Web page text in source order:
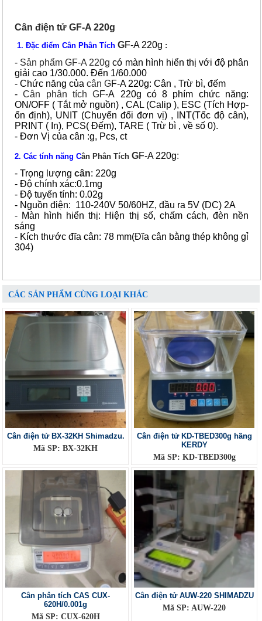
Cân điện tử GF-A 220g
1. Đặc điểm Cân Phân Tích GF-A 220g :
- Sản phẩm GF-A 220gcó màn hình hiển thị với độ phân
giải cao 1/30.000. Đến 1/60.000
- Chức năng của cân GF-A 220g: Cân , Trừ bì, đếm
-Cân phân tích GF-A 220g có 8 phím chức năng:
ON/OFF ( Tắt mở nguồn) , CAL (Calip ), ESC (Tích Hợp-
ổn định), UNIT (Chuyển đổi đơn vị) , INT(Tốc độ cân),
PRINT ( In), PCS( Đếm), TARE ( Trừ bì , về số 0).
- Đơn Vị của cân :g, Pcs, ct
2. Các tính năng Cân Phân Tích GF-A 220g:
- Trọng lượng cân: 220g
- Độ chính xác:0.1mg
- Độ tuyến tính: 0.02g
- Nguồn điện: 110-240V 50/60HZ, đầu ra 5V (DC) 2A
- Màn hình hiển thị: Hiện thị số, chấm cách, đèn nền
sáng
- Kích thước đĩa cân: 78 mm(Đĩa cân bằng thép không gỉ
304)
CÁC SẢN PHẨM CÙNG LOẠI KHÁC
Cân điện tử BX-32KH Shimadzu.
Mã SP: BX-32KH
Cân điện tử KD-TBED300g hãng
KERDY
Mã SP: KD-TBED300g
Cân phân tích CAS CUX-
620H/0.001g
Mã SP: CUX-620H
Cân điện tử AUW-220 SHIMADZU
Mã SP: AUW-220